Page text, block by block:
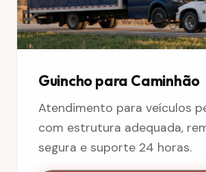
Guincho para Caminhão
Atendimento para veículos
com estrutura adequada,
segura e suporte 24 horas.